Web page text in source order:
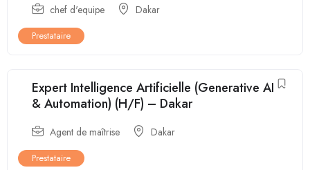
chef d'equipe Dakar
Prestataire
Expert Intelligence Artificielle (Generative AI
& Automation) (H/F) – Dakar
Agent de maîtrise Dakar
Prestataire